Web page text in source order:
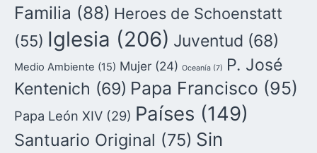
Familia (88) Heroes de Schoenstatt
(55) Iglesia (206) Juventud (68)
Medio Ambiente (15) Mujer (24) Oceanía (7)
P. José
Kentenich (69) Papa Francisco (95)
Papa León XIV (29) Países (149)
Santuario Original (75) Sin